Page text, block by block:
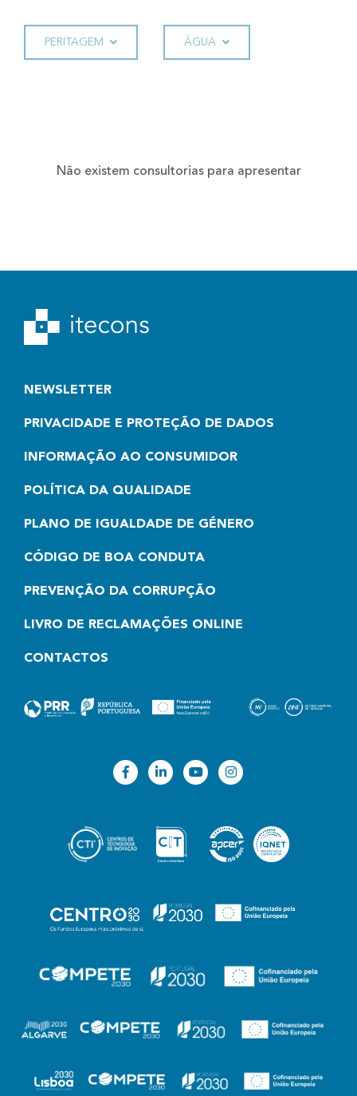
PERITAGEM ÁGUA
Não existem consultorias para apresentar
NEWSLETTER
PRIVACIDADE E PROTEÇÃO DE DADOS
INFORMAÇÃO AO CONSUMIDOR
POLÍTICA DA QUALIDADE
PLANO DE IGUALDADE DE GÉNERO
CÓDIGO DE BOA CONDUTA
PREVENÇÃO DA CORRUPÇÃO
LIVRO DE RECLAMAÇÕES ONLINE
CONTACTOS